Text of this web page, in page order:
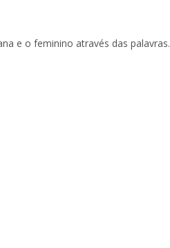
e o feminino através das palavras.